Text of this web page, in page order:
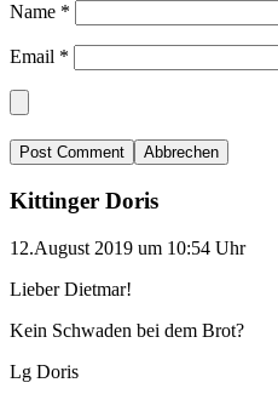
Name *
Email *
Abbrechen
Kittinger Doris
12.August 2019 um 10:54 Uhr
Lieber Dietmar!
Kein Schwaden bei dem Brot?
Lg Doris